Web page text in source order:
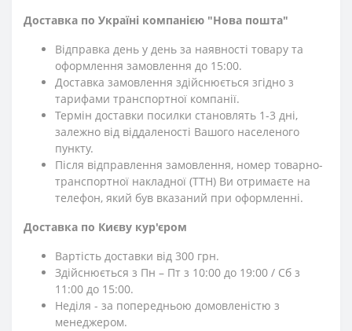
Доставка по Україні компанією "Нова пошта"
Відправка день у день за наявності товару та
оформлення замовлення до 15:00.
Доставка замовлення здійснюється згідно з
тарифами транспортної компанії.
Термін доставки посилки становлять 1-3 дні,
залежно від віддаленості Вашого населеного
пункту.
Після відправлення замовлення, номер товарно-
транспортної накладної (ТТН) Ви отримаєте на
телефон, який був вказаний при оформленні.
Доставка по Києву кур'єром
Вартість доставки від 300 грн.
Здійснюється з Пн – Пт з 10:00 до 19:00 / Сб з
11:00 до 15:00.
Неділя - за попередньою домовленістю з
менеджером.